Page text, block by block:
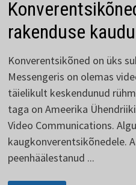
rakenduse kaudu
Konverentsikõned on üks
Messengeris on olemas
täielikult keskendunud
taga on Ameerika
Video Communications.
kaugkonverentsikõnedele.
peenhäälestanud ...